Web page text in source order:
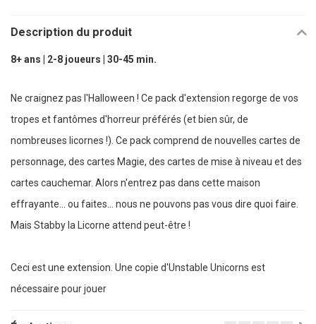
Description du produit
8+ ans | 2-8 joueurs | 30-45 min.
Ne craignez pas l'Halloween ! Ce pack d'extension regorge de vos
tropes et fantômes d'horreur préférés (et bien sûr, de
nombreuses licornes !). Ce pack comprend de nouvelles cartes de
personnage, des cartes Magie, des cartes de mise à niveau et des
cartes cauchemar. Alors n'entrez pas dans cette maison
effrayante... ou faites... nous ne pouvons pas vous dire quoi faire.
Mais Stabby la Licorne attend peut-être !
Ceci est une extension. Une copie d'Unstable Unicorns est
nécessaire pour jouer